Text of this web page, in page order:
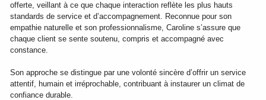
offerte, veillant à ce que chaque interaction reflète les plus hauts
standards de service et d’accompagnement. Reconnue pour son
empathie naturelle et son professionnalisme, Caroline s’assure que
chaque client se sente soutenu, compris et accompagné avec
constance.
Son approche se distingue par une volonté sincère d’offrir un service
attentif, humain et irréprochable, contribuant à instaurer un climat de
confiance durable.